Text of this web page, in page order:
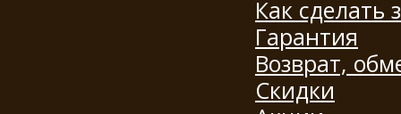
Как сделать
Гарантия
Возврат,
Скидки